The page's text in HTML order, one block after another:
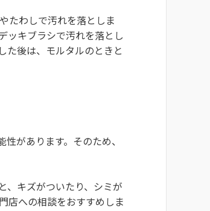
たわしで汚れを落としま
ッキブラシで汚れを落とし
た後は、モルタルのときと
があります。そのため、
、キズがついたり、シミが
店への相談をおすすめしま